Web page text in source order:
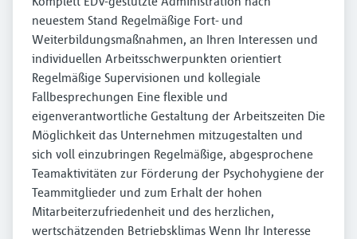
neuestem Stand Regelmäßige Fort- und
Weiterbildungsmaßnahmen, an Ihren Interessen und
individuellen Arbeitsschwerpunkten orientiert
Regelmäßige Supervisionen und kollegiale
Fallbesprechungen Eine flexible und
eigenverantwortliche Gestaltung der Arbeitszeiten Die
Möglichkeit das Unternehmen mitzugestalten und
sich voll einzubringen Regelmäßige, abgesprochene
Teamaktivitäten zur Förderung der Psychohygiene der
Teammitglieder und zum Erhalt der hohen
Mitarbeiterzufriedenheit und des herzlichen,
wertschätzenden Betriebsklimas Wenn Ihr Interesse